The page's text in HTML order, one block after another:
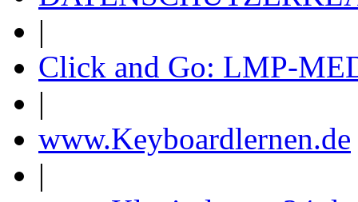
|
Click and Go: LMP-
|
www.Keyboardlernen.de
|